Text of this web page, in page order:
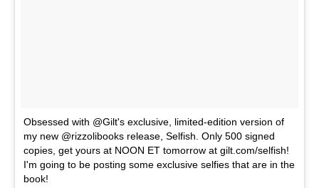
Obsessed with @Gilt's exclusive, limited-edition version of
my new @rizzolibooks release, Selfish. Only 500 signed
copies, get yours at NOON ET tomorrow at gilt.com/selfish!
I'm going to be posting some exclusive selfies that are in the
book!